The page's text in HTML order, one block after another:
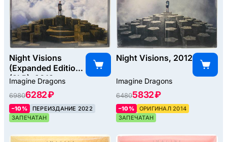
Night Visions
(Expanded Edition)
(2LP), 2012
Imagine Dragons
69806282 ₽
–10%
ПЕРЕИЗДАНИЕ 2022
ЗАПЕЧАТАН
Night Visions, 2012
Imagine Dragons
64805832 ₽
–10%
ОРИГИНАЛ 2014
ЗАПЕЧАТАН